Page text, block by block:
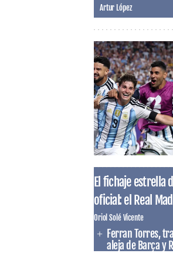
Artur López
El fichaje estrella
oficial: el Real
Oriol Solé Vicente
Ferran Torres,
aleja de Barça y